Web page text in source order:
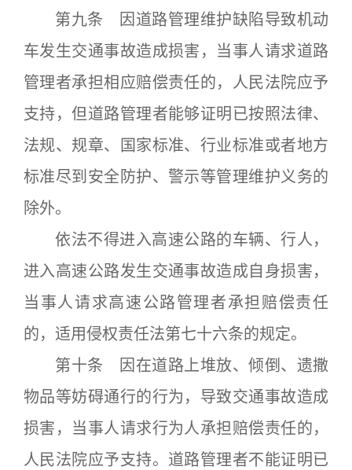
第九条 因道路管理维护缺陷导致机动
车发生交通事故造成损害，当事人请求道路
管理者承担相应赔偿责任的，人民法院应予
支持，但道路管理者能够证明已按照法律、
法规、规章、国家标准、行业标准或者地方
标准尽到安全防护、警示等管理维护义务的
除外。
依法不得进入高速公路的车辆、行人，
进入高速公路发生交通事故造成自身损害，
当事人请求高速公路管理者承担赔偿责任
的，适用侵权责任法第七十六条的规定。
第十条 因在道路上堆放、倾倒、遗撒
物品等妨碍通行的行为，导致交通事故造成
损害，当事人请求行为人承担赔偿责任的，
人民法院应予支持。道路管理者不能证明已